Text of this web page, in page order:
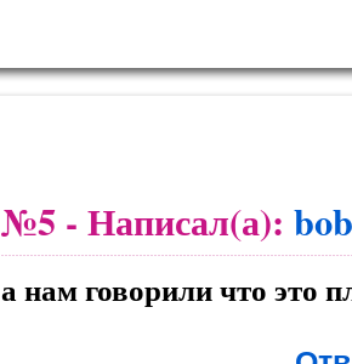
№5 - Написал(а):
а нам говорили что это